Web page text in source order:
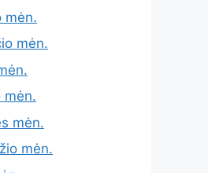
mėn.
mėn.
mėn.
mėn.
mėn.